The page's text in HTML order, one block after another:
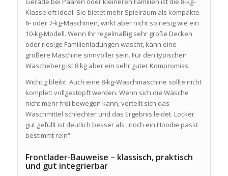
Klasse oft ideal. Sie bietet mehr Spielraum als kompakte
6- oder 7-kg-Maschinen, wirkt aber nicht so riesig wie ein
10-kg-Modell. Wenn Ihr regelmäßig sehr große Decken
oder riesige Familienladungen wascht, kann eine
größere Maschine sinnvoller sein. Für den typischen
Wäscheberg ist 8 kg aber ein sehr guter Kompromiss.
Wichtig bleibt: Auch eine 8-kg-Waschmaschine sollte nicht
komplett vollgestopft werden. Wenn sich die Wäsche
nicht mehr frei bewegen kann, verteilt sich das
Waschmittel schlechter und das Ergebnis leidet. Locker
gut gefüllt ist deutlich besser als „noch ein Hoodie passt
bestimmt rein“.
Frontlader-Bauweise – klassisch, praktisch
und gut integrierbar